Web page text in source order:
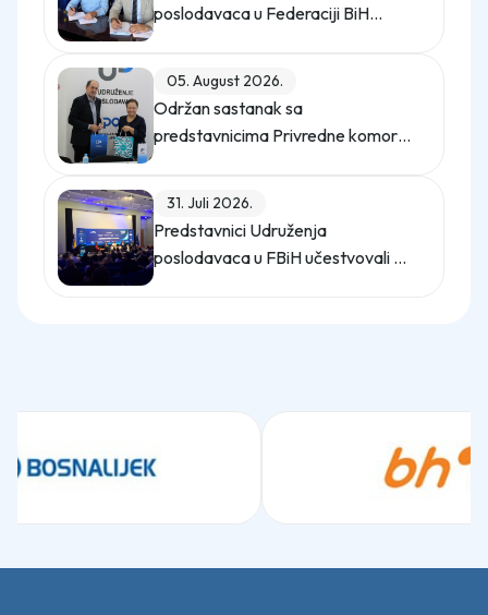
poslodavaca u Federaciji BiH
05. August 2026.
Održan sastanak sa
predstavnicima Privredne komore
31. Juli 2026.
Predstavnici Udruženja
poslodavaca u FBiH učestvovali na